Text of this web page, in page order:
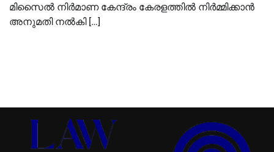
മിസൈൽ നിർമാണ കേന്ദ്രം കേരളത്തിൽ നിർമ്മിക്കാൻ
അനുമതി നൽകി […]